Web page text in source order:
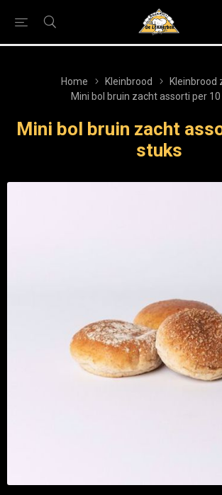
Home Kleinbrood
Kleinbrood
Mini bol bruin zacht assorti per
Mini bol bruin zacht
stuks